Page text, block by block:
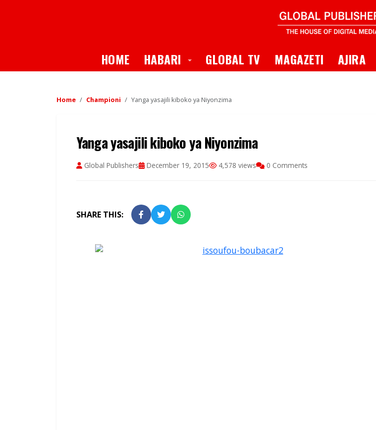
HOME HABARI Toggle Dropdown
GLOBAL TV MAGAZETI AJIRA
Home Championi Yanga yasajili kiboko ya Niyonzima
Yanga yasajili kiboko ya Niyonzima
Global Publishers December 19, 2015 4,578 views 0 Comments
SHARE THIS: